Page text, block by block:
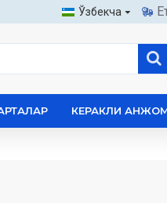
Ўзбекча
КЕРАКЛИ